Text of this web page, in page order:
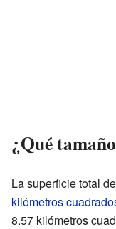
¿Qué
La superficie total
kilómetros
8.57 kilómetros